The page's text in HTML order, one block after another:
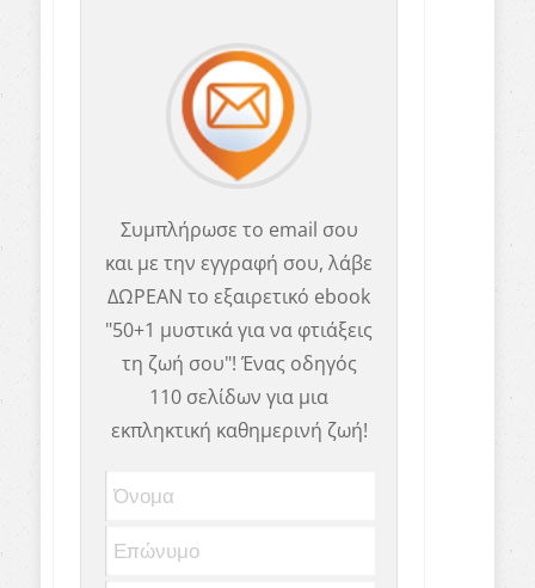
Συμπλήρωσε το email σου
και με την εγγραφή σου, λάβε
ΔΩΡΕΑΝ το εξαιρετικό ebook
"50+1 μυστικά για να φτιάξεις
τη ζωή σου"! Ένας οδηγός
110 σελίδων για μια
εκπληκτική καθημερινή ζωή!